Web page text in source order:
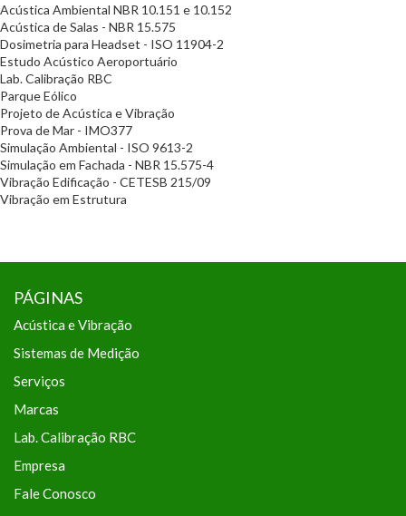
Acústica Ambiental NBR 10.151 e 10.152
Acústica de Salas - NBR 15.575
Dosimetria para Headset - ISO 11904-2
Estudo Acústico Aeroportuário
Lab. Calibração RBC
Parque Eólico
Projeto de Acústica e Vibração
Prova de Mar - IMO377
Simulação Ambiental - ISO 9613-2
Simulação em Fachada - NBR 15.575-4
Vibração Edificação - CETESB 215/09
Vibração em Estrutura
PÁGINAS
Acústica e Vibração
Sistemas de Medição
Serviços
Marcas
Lab. Calibração RBC
Empresa
Fale Conosco